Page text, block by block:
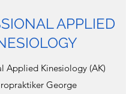
APPLIED
Applied Kinesiology (AK)
George